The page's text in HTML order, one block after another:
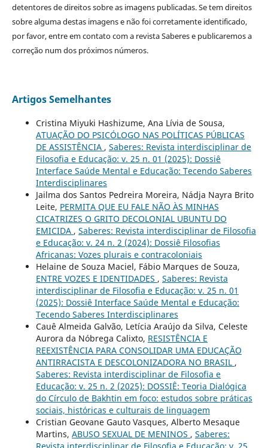
detentores de direitos sobre as imagens publicadas. Se tem direitos
sobre alguma destas imagens e não foi corretamente identificado,
por favor, entre em contato com a revista Saberes e publicaremos a
correção num dos próximos números.
Artigos Semelhantes
Cristina Miyuki Hashizume, Ana Lívia de Sousa,
ATUAÇÃO DO PSICÓLOGO NAS POLÍTICAS PÚBLICAS
DE ASSISTÊNCIA , Saberes: Revista interdisciplinar de
Filosofia e Educação: v. 25 n. 01 (2025): Dossiê
Interface Saúde Mental e Educação: Tecendo Saberes
Interdisciplinares
Jailma dos Santos Pedreira Moreira, Nádja Nayra Brito
Leite, PERMITA QUE EU FALE NÃO ÀS MINHAS
CICATRIZES O GRITO DECOLONIAL UBUNTU DO
EMICIDA , Saberes: Revista interdisciplinar de Filosofia
e Educação: v. 24 n. 2 (2024): Dossiê Filosofias
Africanas: Vozes plurais e contracoloniais
Helaine de Souza Maciel, Fábio Marques de Souza,
ENTRE VOZES E IDENTIDADES , Saberes: Revista
interdisciplinar de Filosofia e Educação: v. 25 n. 01
(2025): Dossiê Interface Saúde Mental e Educação:
Tecendo Saberes Interdisciplinares
Cauê Almeida Galvão, Letícia Araújo da Silva, Celeste
Aurora da Nóbrega Calixto, RESISTÊNCIA E
REEXISTÊNCIA PARA CONSOLIDAR UMA EDUCAÇÃO
ANTIRRACISTA E DESCOLONIZADORA NO BRASIL ,
Saberes: Revista interdisciplinar de Filosofia e
Educação: v. 25 n. 2 (2025): DOSSIÊ: Teoria Dialógica
do Círculo de Bakhtin em foco: estudos sobre práticas
sociais, históricas e culturais de linguagem
Cristian Geovane Gauto Vasques, Alberto Mesaque
Martins, ABUSO SEXUAL DE MENINOS , Saberes:
Revista interdisciplinar de Filosofia e Educação: v. 25